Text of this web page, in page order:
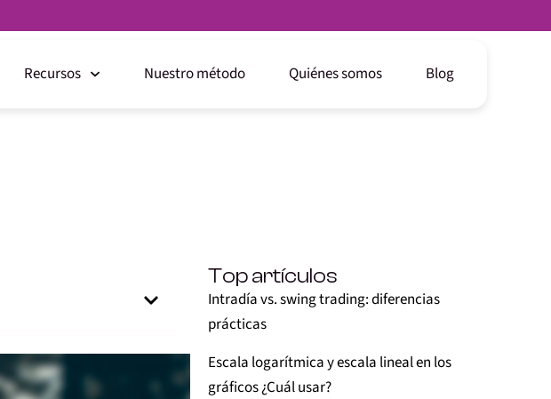
Recursos Nuestro método Quiénes somos Blog
Top artículos
Intradía vs. swing trading: diferencias
prácticas
Escala logarítmica y escala lineal en los
gráficos ¿Cuál usar?